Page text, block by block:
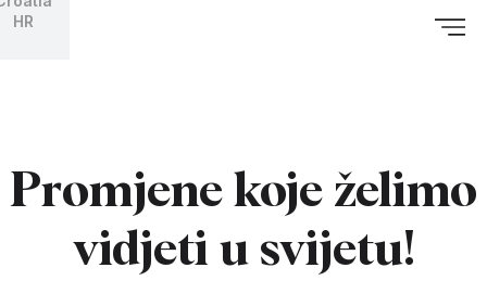
HR
Promjene koje želimo
vidjeti u svijetu!